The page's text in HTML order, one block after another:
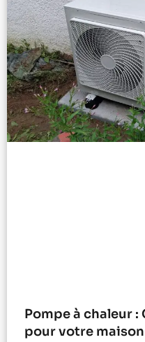
Pompe à chaleur
pour votre maison